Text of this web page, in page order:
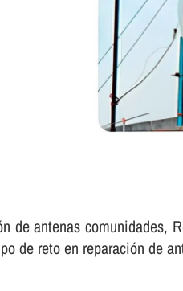
antenas comunidades,
de reto en reparación de